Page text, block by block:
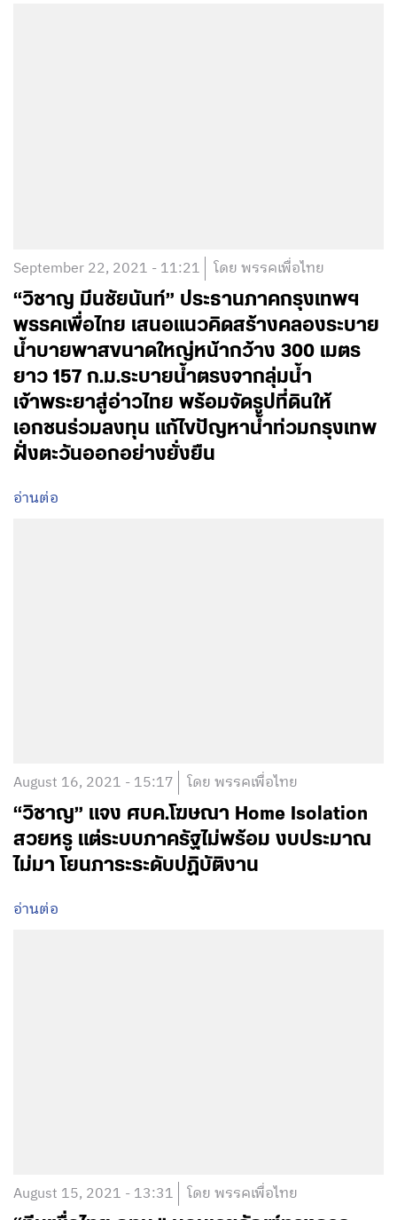
September 22, 2021 - 11:21 โดย พรรคเพื่อไทย
“วิชาญ มีนชัยนันท์” ประธานภาคกรุงเทพฯ
พรรคเพื่อไทย เสนอแนวคิดสร้างคลองระบาย
น้ำบายพาสขนาดใหญ่หน้ากว้าง 300 เมตร
ยาว 157 ก.ม.ระบายน้ำตรงจากลุ่มน้ำ
เจ้าพระยาสู่อ่าวไทย พร้อมจัดรูปที่ดินให้
เอกชนร่วมลงทุน แก้ไขปัญหาน้ำท่วมกรุงเทพ
ฝั่งตะวันออกอย่างยั่งยืน
อ่านต่อ
August 16, 2021 - 15:17 โดย พรรคเพื่อไทย
“วิชาญ” แจง ศบค.โฆษณา Home Isolation
สวยหรู แต่ระบบภาครัฐไม่พร้อม งบประมาณ
ไม่มา โยนภาระระดับปฏิบัติงาน
อ่านต่อ
August 15, 2021 - 13:31 โดย พรรคเพื่อไทย